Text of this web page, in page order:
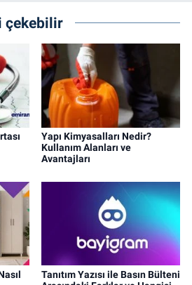
çekebilir
Yapı Kimyasalları Nedir?
Kullanım Alanları ve
Avantajları
Tanıtım Yazısı ile Basın Bülteni